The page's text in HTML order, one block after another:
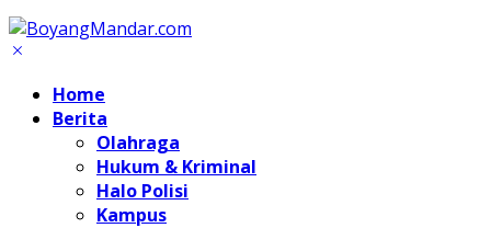
Home
Berita
Olahraga
Hukum & Kriminal
Halo Polisi
Kampus